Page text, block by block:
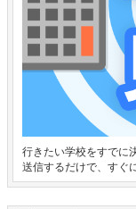
行きたい学校をすでに
送信するだけで、すぐ